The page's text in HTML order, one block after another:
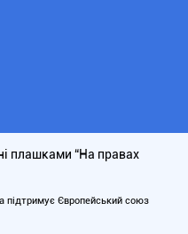
плашками “На правах
підтримує Європейський союз